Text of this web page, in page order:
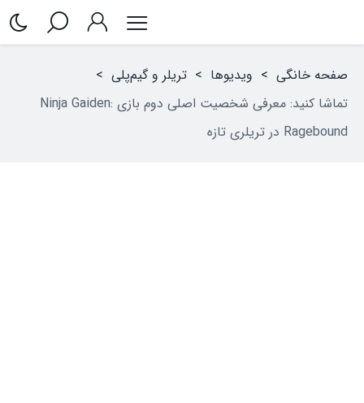
صفحه خانگی > ویدیوها > تریلر و گیم‌پلی >
تماشا کنید: معرفی شخصیت اصلی دوم بازی Ninja Gaiden:
Ragebound در تریلری تازه